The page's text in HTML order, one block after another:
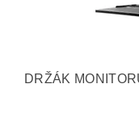
DRŽÁK